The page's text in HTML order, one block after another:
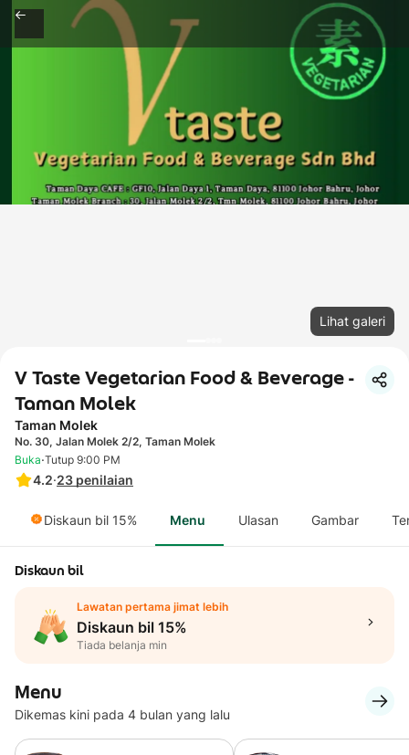
Lihat galeri
V Taste Vegetarian Food & Beverage -
Taman Molek
Taman Molek
No. 30, Jalan Molek 2/2, Taman Molek
4.2·23 penilaian
Buka·Tutup 9:00 PM
Diskaun bil 15% Menu Ulasan Gambar
Diskaun bil
Lawatan pertama jimat lebih
Diskaun bil 15%
Tiada belanja min
Menu
Dikemas kini pada 4 bulan yang lalu